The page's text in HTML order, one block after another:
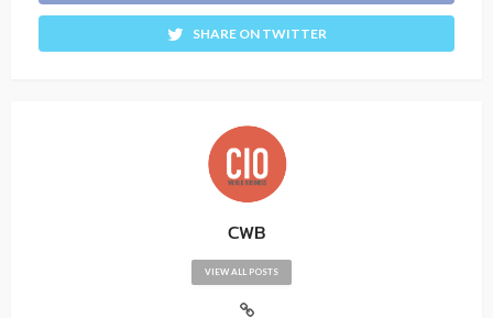
SHARE ON TWITTER
CWB
VIEW ALL POSTS